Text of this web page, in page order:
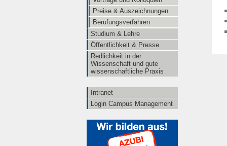
Preise & Auszeichnungen
Berufungsverfahren
Studium & Lehre
Öffentlichkeit & Presse
Redlichkeit in der
Wissenschaft und gute
wissenschaftliche Praxis
Intranet
Login Campus Management